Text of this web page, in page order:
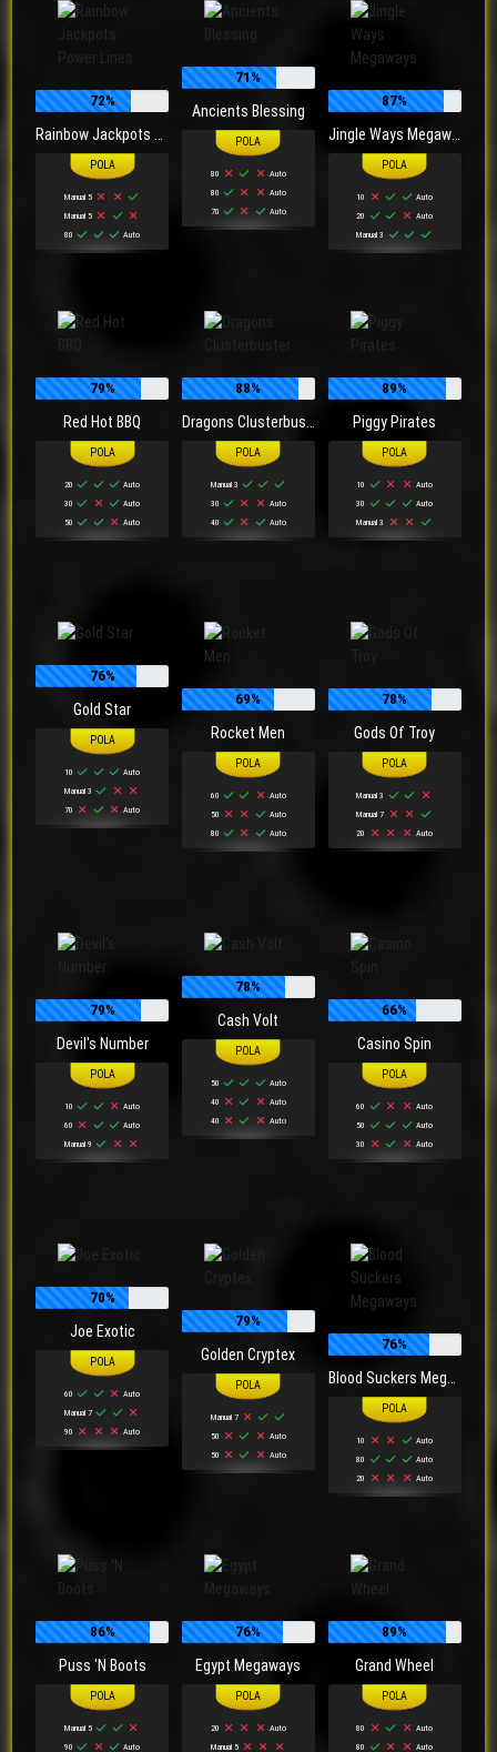
72%
Rainbow Jackpots Power Lines
Manual 5
Manual 5
80
Auto
71%
Ancients Blessing
80
Auto
80
Auto
70
Auto
87%
Jingle Ways Megaways
10
Auto
20
Auto
Manual 3
79%
Red Hot BBQ
20
Auto
30
Auto
50
Auto
88%
Dragons Clusterbuster
Manual 3
30
Auto
40
Auto
89%
Piggy Pirates
10
Auto
30
Auto
Manual 3
76%
Gold Star
10
Auto
Manual 3
70
Auto
69%
Rocket Men
60
Auto
50
Auto
80
Auto
78%
Gods Of Troy
Manual 3
Manual 7
20
Auto
79%
Devil's Number
10
Auto
60
Auto
Manual 9
78%
Cash Volt
50
Auto
40
Auto
40
Auto
66%
Casino Spin
60
Auto
50
Auto
30
Auto
70%
Joe Exotic
60
Auto
Manual 7
90
Auto
79%
Golden Cryptex
Manual 7
50
Auto
50
Auto
76%
Blood Suckers Megaways
10
Auto
80
Auto
20
Auto
86%
Puss 'N Boots
Manual 5
90
Auto
76%
Egypt Megaways
20
Auto
Manual 5
89%
Grand Wheel
80
Auto
80
Auto